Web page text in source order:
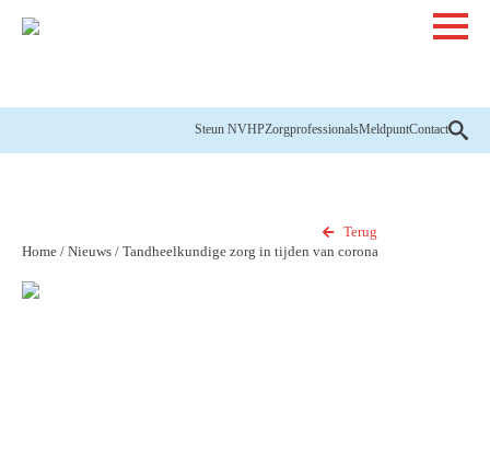
Steun NVHPZorgprofessionalsMeldpuntContact
Terug
Home / Nieuws / Tandheelkundige zorg in tijden van corona